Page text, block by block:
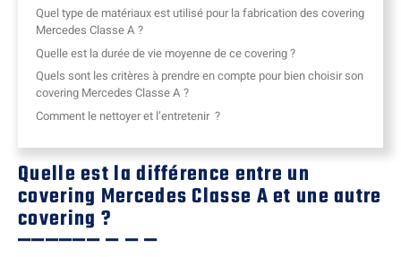
Quel type de matériaux est utilisé pour la fabrication des covering
Mercedes Classe A ?
Quelle est la durée de vie moyenne de ce covering ?
Quels sont les critères à prendre en compte pour bien choisir son
covering Mercedes Classe A ?
Comment le nettoyer et l’entretenir ?
Quelle est la différence entre un
covering Mercedes Classe A et une autre
covering ?